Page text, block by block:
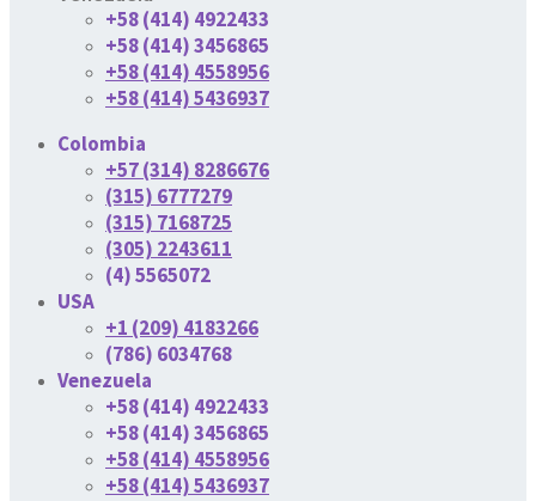
+58 (414) 4922433
+58 (414) 3456865
+58 (414) 4558956
+58 (414) 5436937
Colombia
+57 (314) 8286676
(315) 6777279
(315) 7168725
(305) 2243611
(4) 5565072
USA
+1 (209) 4183266
(786) 6034768
Venezuela
+58 (414) 4922433
+58 (414) 3456865
+58 (414) 4558956
+58 (414) 5436937